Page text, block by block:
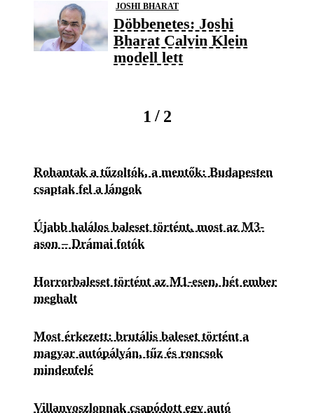
JOSHI BHARAT
Döbbenetes: Joshi
Bharat Calvin Klein
modell lett
1 / 2
Rohantak a tűzoltók, a mentők: Budapesten
csaptak fel a lángok
Újabb halálos baleset történt, most az M3-
ason – Drámai fotók
Horrorbaleset történt az M1-esen, hét ember
meghalt
Most érkezett: brutális baleset történt a
magyar autópályán, tűz és roncsok
mindenfelé
Villanyoszlopnak csapódott egy autó